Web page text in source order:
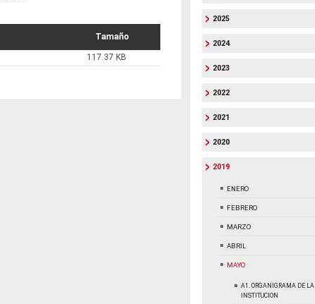
Tamaño
117.37 KB
2025
2024
2023
2022
2021
2020
2019
ENERO
FEBRERO
MARZO
ABRIL
MAYO
A1. ORGANIGRAMA DE LA
INSTITUCION